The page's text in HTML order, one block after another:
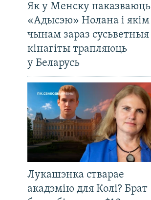
Як у Менску паказваюць
«Адысэю» Нолана і якім
чынам зараз сусьветныя
кінагіты трапляюць
у Беларусь
Лукашэнка стварае
акадэмію для Колі? Брат